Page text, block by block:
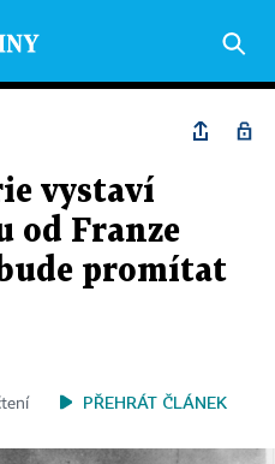
vystaví
od Franze
promítat
PŘEHRÁT ČLÁNEK